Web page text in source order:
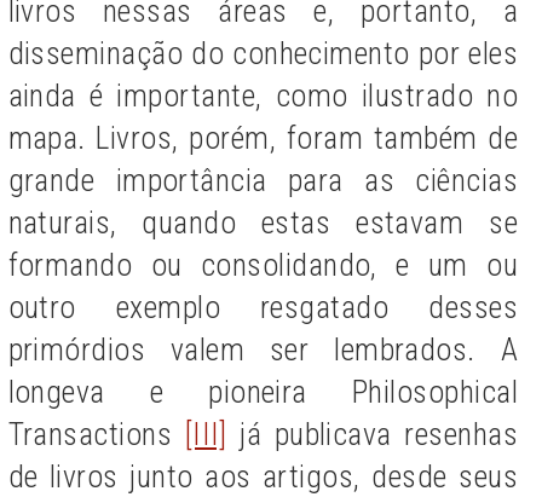
livros nessas áreas e, portanto, a
disseminação do conhecimento por eles
ainda é importante, como ilustrado no
mapa. Livros, porém, foram também de
grande importância para as ciências
naturais, quando estas estavam se
formando ou consolidando, e um ou
outro exemplo resgatado desses
primórdios valem ser lembrados. A
longeva e pioneira Philosophical
Transactions [III] já publicava resenhas
de livros junto aos artigos, desde seus